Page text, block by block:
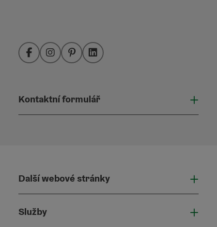
FacebookInstagramPinterestLinkedIn
Kontaktní formulář
Další webové stránky
Služby